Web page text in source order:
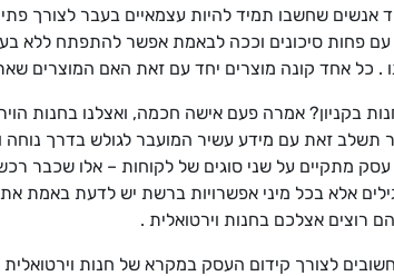
אנשים שחשבו תמיד להיות עצמאיים בעבר לצורך
עם פחות סיכונים וככה לבאמת אפשר להתפתח ללא
. כל אחד קונה מוצרים יחד עם זאת האם המוצרים
בקניון? אמרה פעם אישה חכמה, ואצלנו בחנות
זאת עם מידע עשיר המועבר לגולש בדרך נוחה
מתקיים על שני סוגים של לקוחות – אלו שכבר
אלא בכל מיני אפשרויות ברשת יש לדעת באמת
רוצים אצלכם בחנות וירטואלית .
לצורך קידום העסק במקרא של חנות